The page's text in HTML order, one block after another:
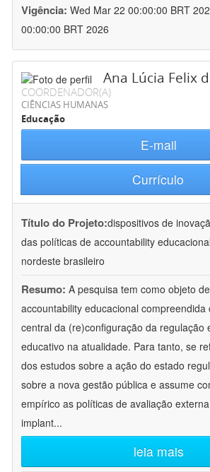
Vigência: Wed Mar 22 00:00:00 BRT
00:00:00 BRT 2026
Ana Lúcia Felix
COORDENADOR(A)
CIÊNCIAS HUMANAS
Educação
E-mail
Currículo
Título do Projeto:dispositivos de
das políticas de accountability
nordeste brasileiro
Resumo: A pesquisa tem como objeto
accountability educacional compreendida
central da (re)configuração da regulação
educativo na atualidade. Para tanto, se
dos estudos sobre a ação do estado
sobre a nova gestão pública e assume
empírico as políticas de avaliação
implant...
leia mais